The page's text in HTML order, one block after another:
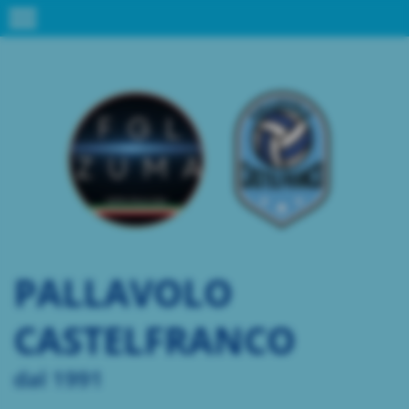
menu
PALLAVOLO
CASTELFRANCO
dal 1991